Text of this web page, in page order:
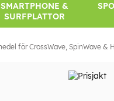
SMARTPHONE &
SURFPLATTOR
för CrossWave, SpinWave &